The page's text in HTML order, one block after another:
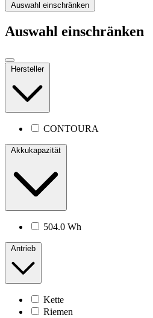
Auswahl einschränken
Auswahl einschränken
Hersteller
CONTOURA
Akkukapazität
504.0 Wh
Antrieb
Kette
Riemen